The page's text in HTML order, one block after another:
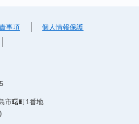
事項
個人情報保護
市曙町1番地